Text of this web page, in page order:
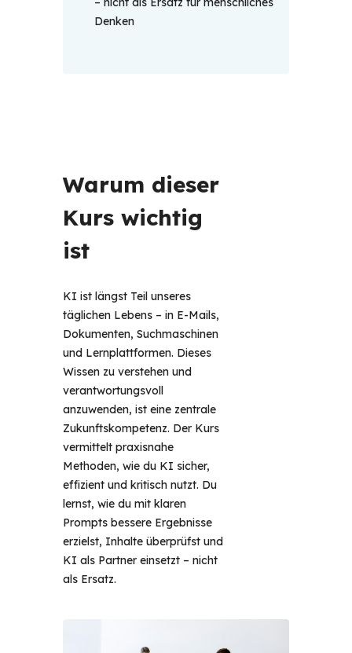
Denken
Warum dieser
Kurs wichtig
ist
KI ist längst Teil unseres
täglichen Lebens – in E-Mails,
Dokumenten, Suchmaschinen
und Lernplattformen. Dieses
Wissen zu verstehen und
verantwortungsvoll
anzuwenden, ist eine zentrale
Zukunftskompetenz. Der Kurs
vermittelt praxisnahe
Methoden, wie du KI sicher,
effizient und kritisch nutzt. Du
lernst, wie du mit klaren
Prompts bessere Ergebnisse
erzielst, Inhalte überprüfst und
KI als Partner einsetzt – nicht
als Ersatz.